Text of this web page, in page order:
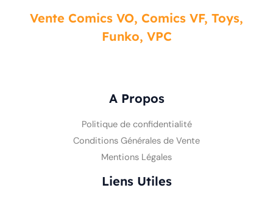
Vente Comics VO, Comics VF, Toys,
Funko, VPC
A Propos
Politique de confidentialité
Conditions Générales de Vente
Mentions Légales
Liens Utiles